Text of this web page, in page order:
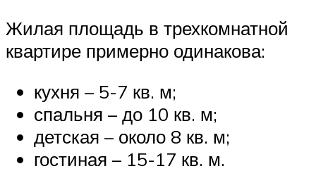
Жилая площадь в трехкомнатной
квартире примерно одинакова:
кухня – 5-7 кв. м;
спальня – до 10 кв. м;
детская – около 8 кв. м;
гостиная – 15-17 кв. м.